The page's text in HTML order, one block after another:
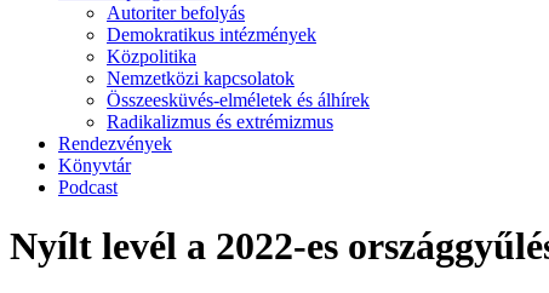
Autoriter befolyás
Demokratikus intézmények
Közpolitika
Nemzetközi kapcsolatok
Összeesküvés-elméletek és álhírek
Radikalizmus és extrémizmus
Rendezvények
Könyvtár
Podcast
Nyílt levél a 2022-es